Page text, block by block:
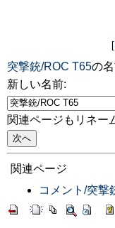
[
突撃銃/ROC T65の
新しい名前:
関連ページもリネー
関連ページ
コメント/突撃